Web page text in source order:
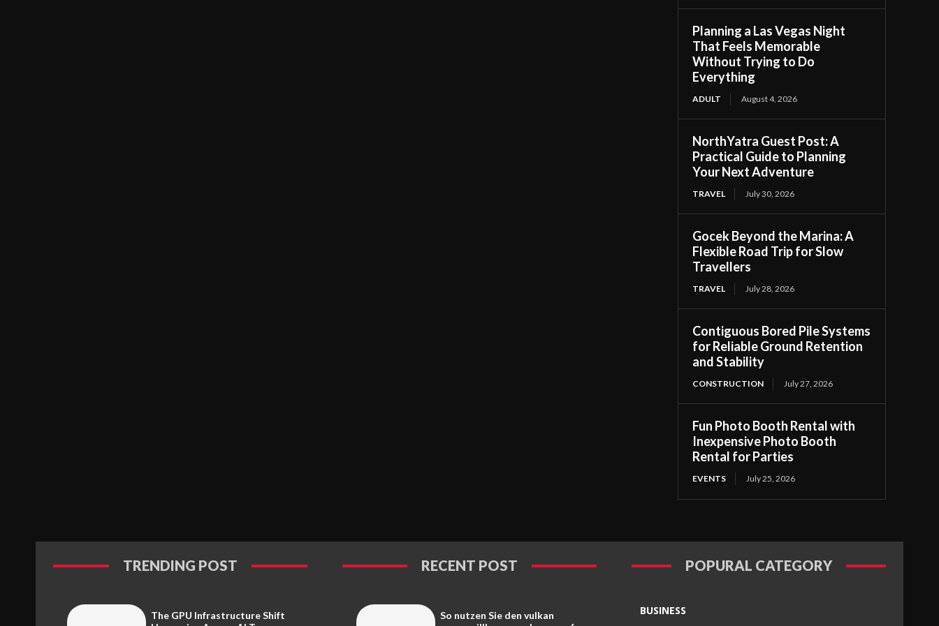
Planning a Las Vegas Night
That Feels Memorable
Without Trying to Do
Everything
ADULT August 4, 2026
NorthYatra Guest Post: A
Practical Guide to Planning
Your Next Adventure
TRAVEL July 30, 2026
Gocek Beyond the Marina: A
Flexible Road Trip for Slow
Travellers
TRAVEL July 28, 2026
Contiguous Bored Pile Systems
for Reliable Ground Retention
and Stability
CONSTRUCTION July 27, 2026
Fun Photo Booth Rental with
Inexpensive Photo Booth
Rental for Parties
EVENTS July 25, 2026
TRENDING POST
The GPU Infrastructure Shift
RECENT POST
So nutzen Sie den vulkan
POPURAL CATEGORY
BUSINESS